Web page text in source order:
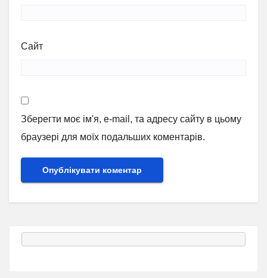
Сайт
Зберегти моє ім'я, e-mail, та адресу сайту в цьому
браузері для моїх подальших коментарів.